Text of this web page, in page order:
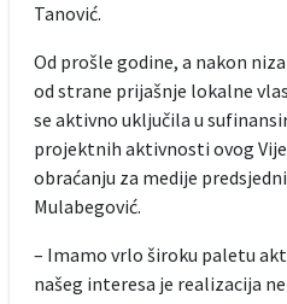
Tanović.
Od prošle godine, a nakon
od strane prijašnje lokalne
se aktivno uključila u
projektnih aktivnosti ovog
obraćanju za medije
Mulabegović.
– Imamo vrlo široku paletu
našeg interesa je realizacija